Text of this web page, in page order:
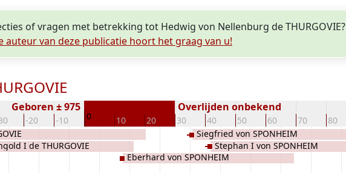
of vragen met betrekking tot Hedwig von Nellenburg de THURGOVIE?
auteur van deze publicatie hoort het graag van u!
-20 -10 0 10 20 30 40 50 60 70 80
Geboren ± 975 Overlijden onbekend
I de THURGOVIE
Eberhard von SPONHEIM
Siegfried von SPONHEIM
Stephan I von SPONHEIM